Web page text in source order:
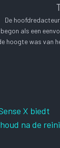
De
begon als een
hoogte was van
X biedt
na de